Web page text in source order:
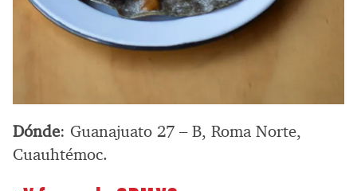
Dónde: Guanajuato 27 – B, Roma Norte,
Cuauhtémoc.